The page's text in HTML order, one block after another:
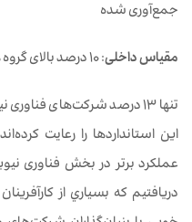
جمع‌آوری شده
مقیاس داخلی: 10 درصد بالای گروه همتایان از نظر تعداد کارمندان.
تنها 13 درصد شرکت‌های
این استانداردها را رعایت
عملکرد برتر در بخش فناوری
دريافتيم كه بسياري از